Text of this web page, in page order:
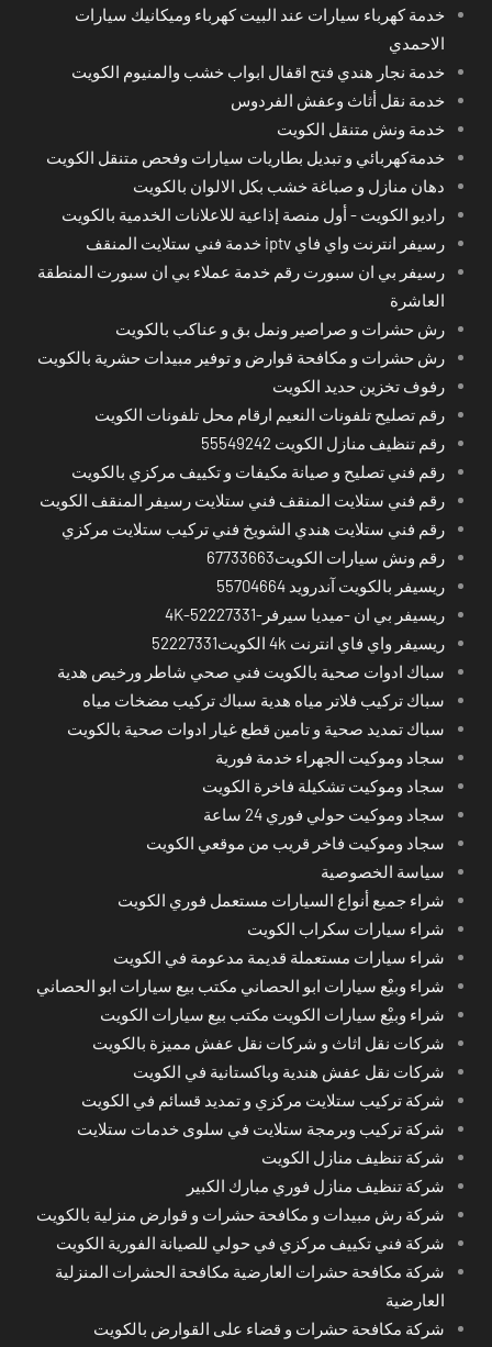
خدمة كهرباء سيارات عند البيت كهرباء وميكانيك سيارات
الاحمدي
خدمة نجار هندي فتح اقفال ابواب خشب والمنيوم الكويت
خدمة نقل أثاث وعفش الفردوس
خدمة ونش متنقل الكويت
خدمةكهربائي و تبديل بطاريات سيارات وفحص متنقل الكويت
دهان منازل و صباغة خشب بكل الالوان بالكويت
راديو الكويت - أول منصة إذاعية للاعلانات الخدمية بالكويت
رسيفر انترنت واي فاي iptv خدمة فني ستلايت المنقف
رسيفر بي ان سبورت رقم خدمة عملاء بي ان سبورت المنطقة
العاشرة
رش حشرات و صراصير ونمل بق و عناكب بالكويت
رش حشرات و مكافحة قوارض و توفير مبيدات حشرية بالكويت
رفوف تخزين حديد الكويت
رقم تصليح تلفونات النعيم ارقام محل تلفونات الكويت
رقم تنظيف منازل الكويت 55549242
رقم فني تصليح و صيانة مكيفات و تكييف مركزي بالكويت
رقم فني ستلايت المنقف فني ستلايت رسيفر المنقف الكويت
رقم فني ستلايت هندي الشويخ فني تركيب ستلايت مركزي
رقم ونش سيارات الكويت67733663
ريسيفر بالكويت آندرويد 55704664
ريسيفر بي ان -ميديا سيرفر-4K-52227331
ريسيفر واي فاي انترنت 4k الكويت52227331
سباك ادوات صحية بالكويت فني صحي شاطر ورخيص هدية
سباك تركيب فلاتر مياه هدية سباك تركيب مضخات مياه
سباك تمديد صحية و تامين قطع غيار ادوات صحية بالكويت
سجاد وموكيت الجهراء خدمة فورية
سجاد وموكيت تشكيلة فاخرة الكويت
سجاد وموكيت حولي فوري 24 ساعة
سجاد وموكيت فاخر قريب من موقعي الكويت
سياسة الخصوصية
شراء جميع أنواع السيارات مستعمل فوري الكويت
شراء سيارات سكراب الكويت
شراء سيارات مستعملة قديمة مدعومة في الكويت
شراء وبيْع سيارات ابو الحصاني مكتب بيع سيارات ابو الحصاني
شراء وبيْع سيارات الكويت مكتب بيع سيارات الكويت
شركات نقل اثاث و شركات نقل عفش مميزة بالكويت
شركات نقل عفش هندية وباكستانية في الكويت
شركة تركيب ستلايت مركزي و تمديد قسائم في الكويت
شركة تركيب وبرمجة ستلايت في سلوى خدمات ستلايت
شركة تنظيف منازل الكويت
شركة تنظيف منازل فوري مبارك الكبير
شركة رش مبيدات و مكافحة حشرات و قوارض منزلية بالكويت
شركة فني تكييف مركزي في حولي للصيانة الفورية الكويت
شركة مكافحة حشرات العارضية مكافحة الحشرات المنزلية
العارضية
شركة مكافحة حشرات و قضاء على القوارض بالكويت